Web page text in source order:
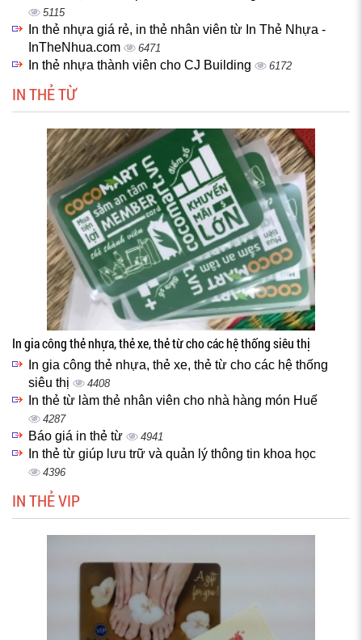
5115
In thẻ nhựa giá rẻ, in thẻ nhân viên từ In Thẻ Nhựa -
InTheNhua.com
6471
In thẻ nhựa thành viên cho CJ Building 6172
IN THẺ TỪ
In gia công thẻ nhựa, thẻ xe, thẻ từ cho các hệ thống siêu thị
In gia công thẻ nhựa, thẻ xe, thẻ từ cho các hệ thống
siêu thị
4408
In thẻ từ làm thẻ nhân viên cho nhà hàng món Huế
4287
Báo giá in thẻ từ 4941
In thẻ từ giúp lưu trữ và quản lý thông tin khoa học
4396
IN THẺ VIP